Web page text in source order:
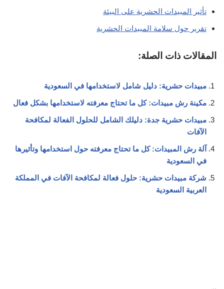
تأثير المبيدات الحشرية على البيئة
تقرير حول سلامة المبيدات الحشرية
المقالات ذات الصلة:
مبيدات حشرية: دليل شامل لاستخدامها في السعودية
مكينة رش مبيدات: كل ما تحتاج معرفته لاستخدامها بشكل فعال
مبيدات حشرية جدة: دليلك الشامل للحلول الفعالة لمكافحة
الآفات
آلة رش المبيدات: كل ما تحتاج معرفته حول استخدامها وتأثيرها
في السعودية
شركة مبيدات حشرية: حلول فعالة لمكافحة الآفات في المملكة
العربية السعودية